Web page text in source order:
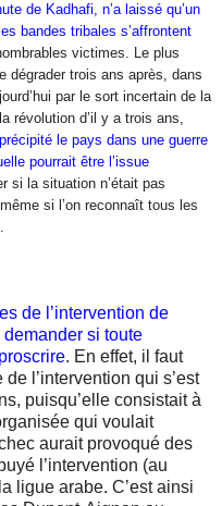
de Kadhafi, n’a laissé qu’un
bandes tribales s’affrontent
victimes. Le plus
dégrader trois ans après, dans
par le sort incertain de la
révolution d’il y a trois ans,
le pays dans une guerre
pourrait être l’issue
si la situation n’était pas
si l’on reconnaît tous les
de l’intervention de
si toute
. En effet, il faut
l’intervention qui s’est
puisqu’elle consistait à
qui voulait
aurait provoqué des
l’intervention (au
ligue arabe. C’est ainsi